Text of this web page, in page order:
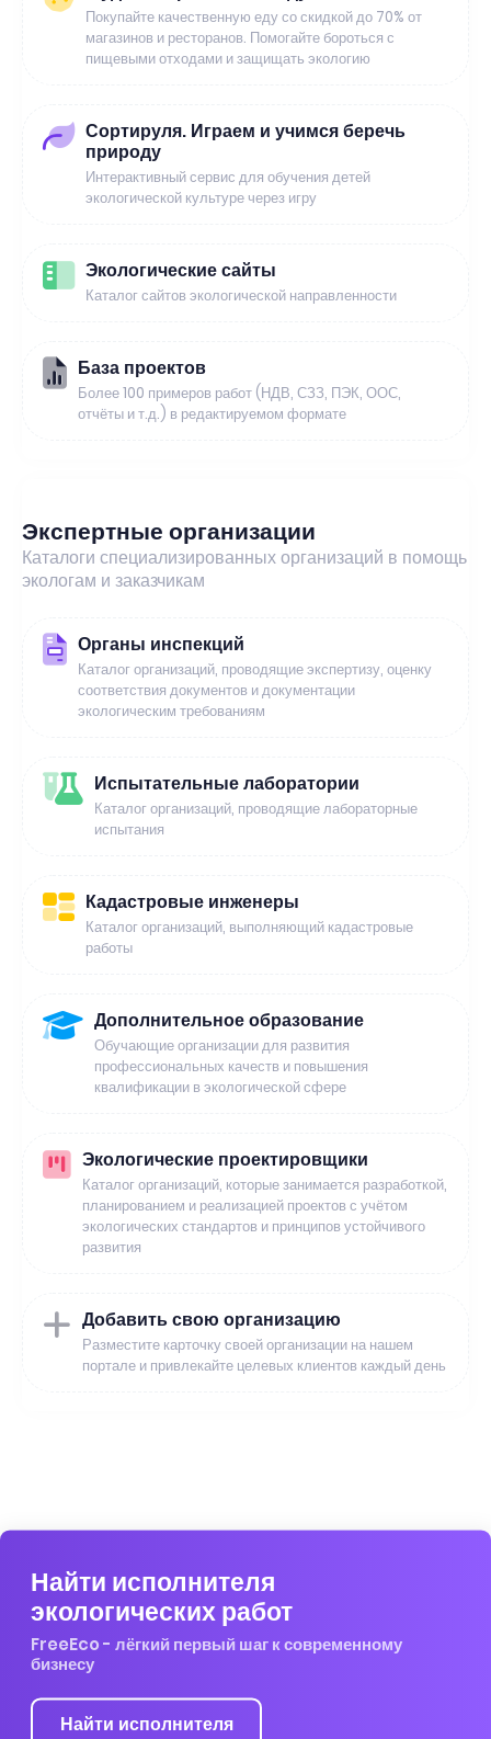
Покупайте качественную еду со скидкой до 70% от
магазинов и ресторанов. Помогайте бороться с
пищевыми отходами и защищать экологию
Сортируля. Играем и учимся беречь
природу
Интерактивный сервис для обучения детей
экологической культуре через игру
Экологические сайты
Каталог сайтов экологической направленности
База проектов
Более 100 примеров работ (НДВ, СЗЗ, ПЭК, ООС,
отчёты и т.д.) в редактируемом формате
Экспертные организации
Каталоги специализированных организаций в помощь
экологам и заказчикам
Органы инспекций
Каталог организаций, проводящие экспертизу, оценку
соответствия документов и документации
экологическим требованиям
Испытательные лаборатории
Каталог организаций, проводящие лабораторные
испытания
Кадастровые инженеры
Каталог организаций, выполняющий кадастровые
работы
Дополнительное образование
Обучающие организации для развития
профессиональных качеств и повышения
квалификации в экологической сфере
Экологические проектировщики
Каталог организаций, которые занимается разработкой,
планированием и реализацией проектов с учётом
экологических стандартов и принципов устойчивого
развития
Добавить свою организацию
Разместите карточку своей организации на нашем
портале и привлекайте целевых клиентов каждый день
Найти исполнителя
экологических работ
FreeEco - лёгкий первый шаг к современному
бизнесу
Найти исполнителя